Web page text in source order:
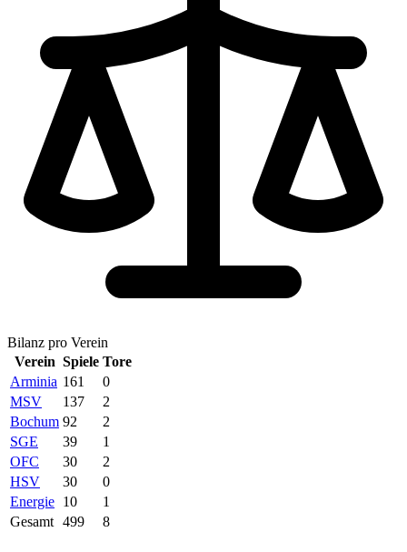
Bilanz pro Verein
Verein Spiele Tore
Arminia 161
0
MSV
137
2
Bochum 92
2
SGE
39
1
OFC
30
2
HSV
30
0
Energie 10
1
Gesamt 499 8